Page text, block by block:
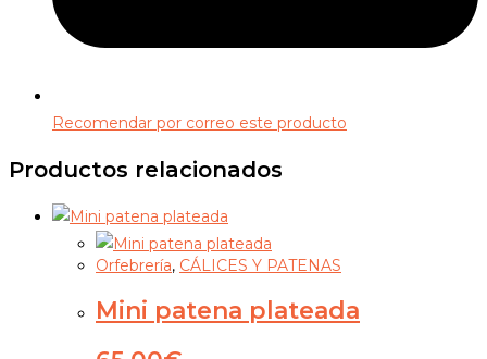
Recomendar por correo este producto
Productos relacionados
Orfebrería, CÁLICES Y PATENAS
Mini patena plateada